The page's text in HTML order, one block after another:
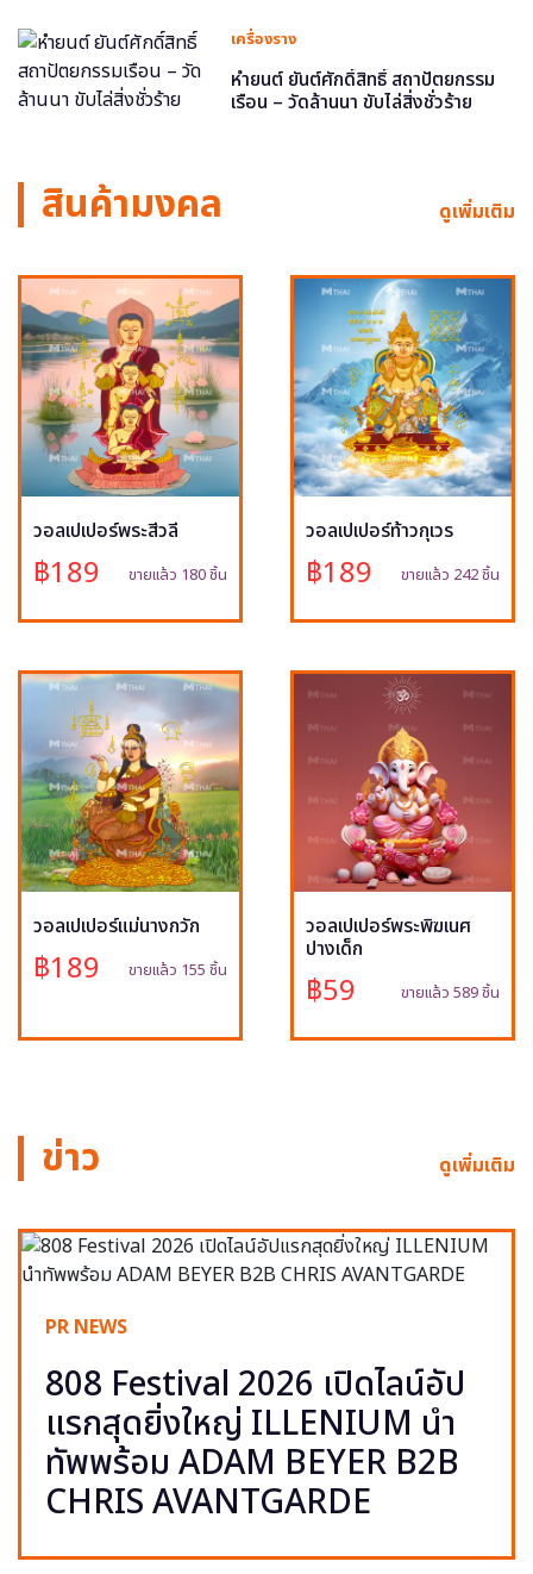
เครื่องราง
หำยนต์ ยันต์ศักดิ์สิทธิ์ สถาปัตยกรรม
เรือน – วัดล้านนา ขับไล่สิ่งชั่วร้าย
สินค้ามงคล ดูเพิ่มเติม
วอลเปเปอร์พระสีวลี
฿189 ขายแล้ว 180 ชิ้น
วอลเปเปอร์ท้าวกุเวร
฿189 ขายแล้ว 242 ชิ้น
วอลเปเปอร์แม่นางกวัก
฿189 ขายแล้ว 155 ชิ้น
วอลเปเปอร์พระพิฆเนศ
ปางเด็ก
฿59 ขายแล้ว 589 ชิ้น
ข่าว ดูเพิ่มเติม
PR NEWS
808 Festival 2026 เปิดไลน์อัป
แรกสุดยิ่งใหญ่ ILLENIUM นำ
ทัพพร้อม ADAM BEYER B2B
CHRIS AVANTGARDE